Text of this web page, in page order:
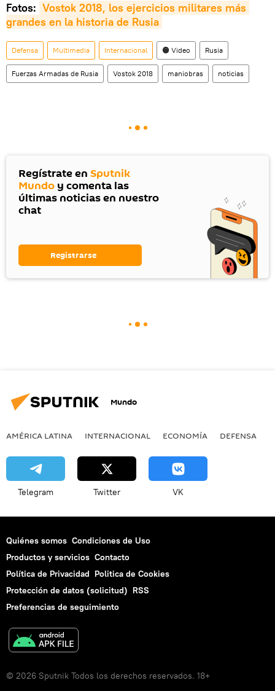
Fotos: Vostok 2018, los ejercicios militares más
grandes en la historia de Rusia
Defensa Multimedia Internacional 🟠 Video Rusia
Fuerzas Armadas de Rusia Vostok 2018 maniobras noticias
Regístrate en Sputnik
Mundo y comenta las
últimas noticias en nuestro
chat
Registrarse
Mundo
AMÉRICA LATINA INTERNACIONAL ECONOMÍA DEFENSA
Telegram Twitter VK
Quiénes somos Condiciones de Uso
Productos y servicios Contacto
Política de Privacidad Politica de Cookies
Protección de datos (solicitud) RSS
Preferencias de seguimiento
© 2026 Sputnik Todos los derechos reservados. 18+